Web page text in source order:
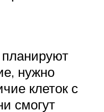
нужно
клеток с
смогут